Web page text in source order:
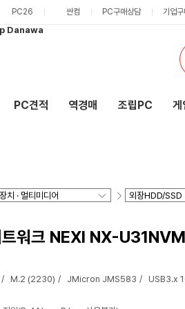
PC26 싼컴 PC구매상담 기업
PC견적 역경매 조립PC 게
트워크 NEXI NX-
M.2 (2230) JMicron JMS583 USB3.x